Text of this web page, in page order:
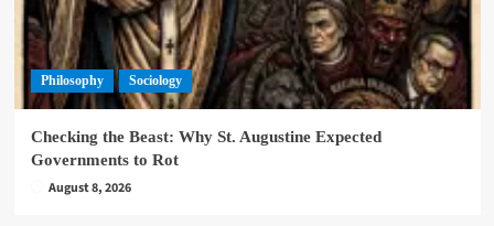
Philosophy Sociology
Checking the Beast: Why St. Augustine Expected
Governments to Rot
August 8, 2026